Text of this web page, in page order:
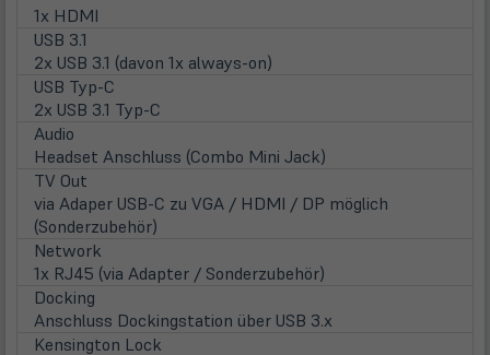
1x HDMI
USB 3.1
2x USB 3.1 (davon 1x always-on)
USB Typ-C
2x USB 3.1 Typ-C
Audio
Headset Anschluss (Combo Mini Jack)
TV Out
via Adaper USB-C zu VGA / HDMI / DP möglich
(Sonderzubehör)
Network
1x RJ45 (via Adapter / Sonderzubehör)
Docking
Anschluss Dockingstation über USB 3.x
Kensington Lock